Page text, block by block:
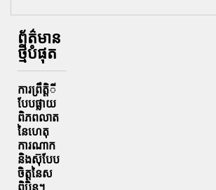
ព័ត៌មាន
ថ្មីបំផុត
ការព្រឹតិ្តី
បែបផ្លាយ
ពិភពលាត
នៃហេតុ
ការណាក
និងស៊ុបែប
ចិត្តនៃស